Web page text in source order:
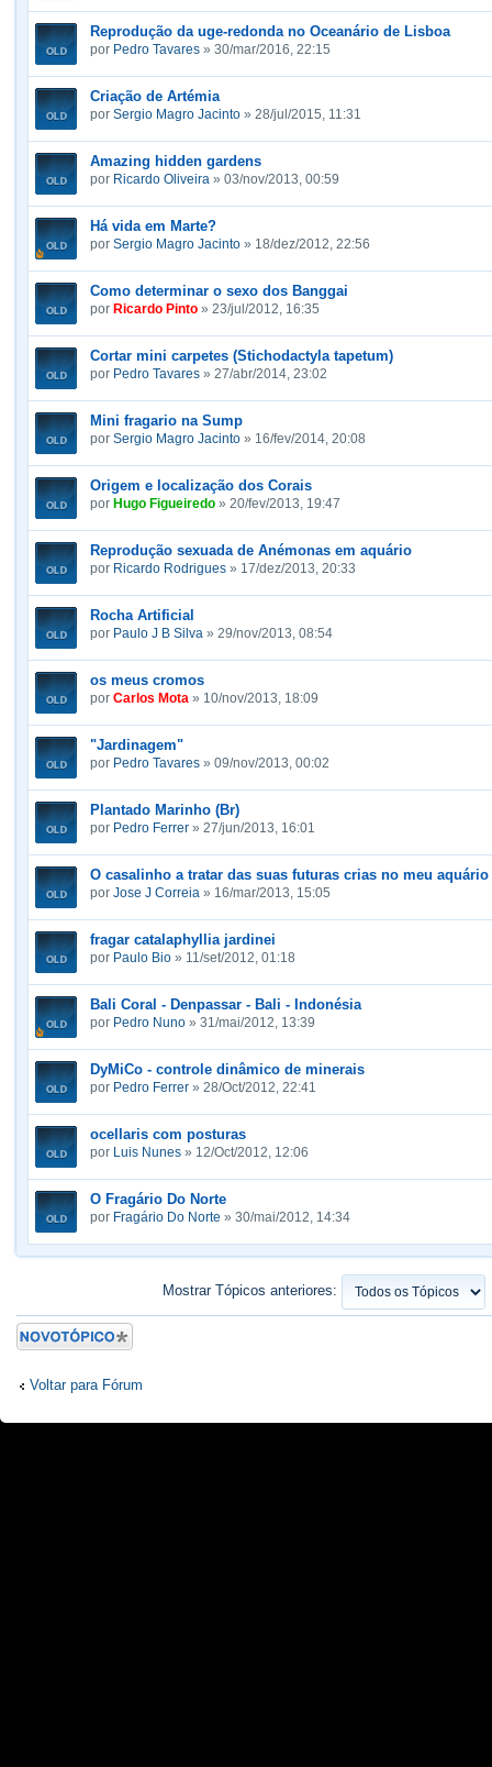
Reprodução da uge-redonda no Oceanário de Lisboa
por Pedro Tavares » 30/mar/2016, 22:15
Criação de Artémia
por Sergio Magro Jacinto » 28/jul/2015, 11:31
Amazing hidden gardens
por Ricardo Oliveira » 03/nov/2013, 00:59
Há vida em Marte?
por Sergio Magro Jacinto » 18/dez/2012, 22:56
Como determinar o sexo dos Banggai
por Ricardo Pinto » 23/jul/2012, 16:35
Cortar mini carpetes (Stichodactyla tapetum)
por Pedro Tavares » 27/abr/2014, 23:02
Mini fragario na Sump
por Sergio Magro Jacinto » 16/fev/2014, 20:08
Origem e localização dos Corais
por Hugo Figueiredo » 20/fev/2013, 19:47
Reprodução sexuada de Anémonas em aquário
por Ricardo Rodrigues » 17/dez/2013, 20:33
Rocha Artificial
por Paulo J B Silva » 29/nov/2013, 08:54
os meus cromos
por Carlos Mota » 10/nov/2013, 18:09
"Jardinagem"
por Pedro Tavares » 09/nov/2013, 00:02
Plantado Marinho (Br)
por Pedro Ferrer » 27/jun/2013, 16:01
O casalinho a tratar das suas futuras crias no meu aquário
por Jose J Correia » 16/mar/2013, 15:05
fragar catalaphyllia jardinei
por Paulo Bio » 11/set/2012, 01:18
Bali Coral - Denpassar - Bali - Indonésia
por Pedro Nuno » 31/mai/2012, 13:39
DyMiCo - controle dinâmico de minerais
por Pedro Ferrer » 28/Oct/2012, 22:41
ocellaris com posturas
por Luis Nunes » 12/Oct/2012, 12:06
O Fragário Do Norte
por Fragário Do Norte » 30/mai/2012, 14:34
Mostrar Tópicos anteriores:
Criar um novo
Tópico
Voltar para Fórum